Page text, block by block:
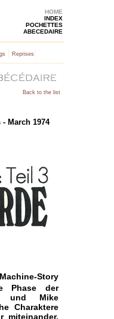
HOME
INDEX
POCHETTES
ABECEDAIRE
| Reprises |
Back to the list
March 1974
Story
Phase der
und Mike
Charaktere
miteinander.